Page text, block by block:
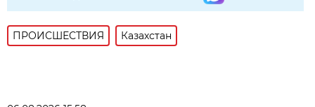
ПРОИСШЕСТВИЯ Казахстан